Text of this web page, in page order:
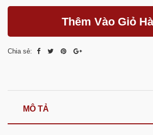
Thêm Vào Giỏ
Chia sẻ:
MÔ TẢ